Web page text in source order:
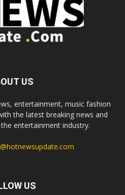
US
entertainment, music fashion
the latest breaking news and
entertainment industry.
US